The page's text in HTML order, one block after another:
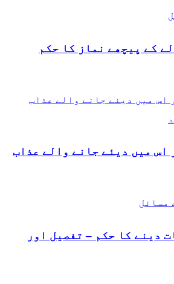
کے پیچھے نماز کا حکم
اس میں دیئے جانے والے عذاب
مسائل
دینے کا حکم – تفصیل اور